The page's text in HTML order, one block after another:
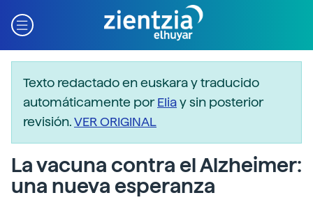
Texto redactado en euskara y traducido
automáticamente porEliay sin posterior
revisión.VER ORIGINAL
La vacuna contra el Alzheimer:
una nueva esperanza